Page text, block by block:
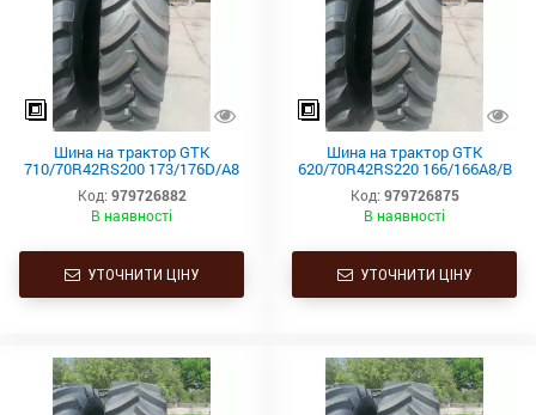
Шина на трактор GTK
710/70R42RS200 173/176D/A8
Код: 979726882
В наявності
УТОЧНИТИ ЦІНУ
Шина на трактор GTK
620/70R42RS220 166/166A8/B
Код: 979726875
В наявності
УТОЧНИТИ ЦІНУ